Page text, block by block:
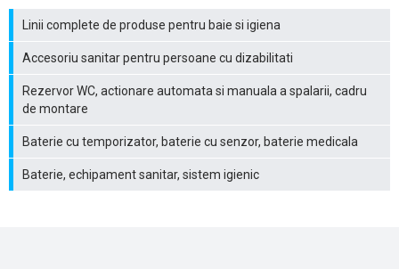
Linii complete de produse pentru baie si igiena
Accesoriu sanitar pentru persoane cu dizabilitati
Rezervor WC, actionare automata si manuala a spalarii, cadru
de montare
Baterie cu temporizator, baterie cu senzor, baterie medicala
Baterie, echipament sanitar, sistem igienic